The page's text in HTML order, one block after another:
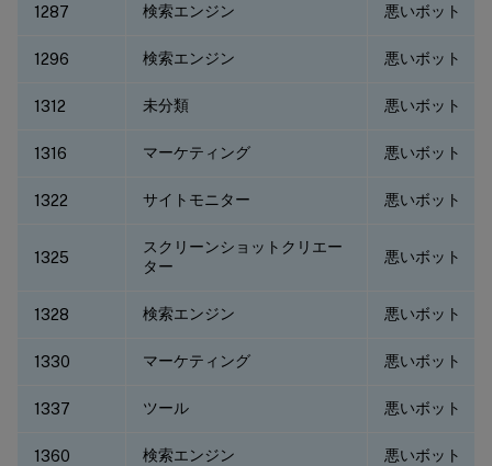
1287 検索エンジン 悪いボット
1296 検索エンジン 悪いボット
1312 未分類 悪いボット
1316 マーケティング 悪いボット
1322 サイトモニター 悪いボット
1325
スクリーンショットクリエー
ター
悪いボット
1328 検索エンジン 悪いボット
1330 マーケティング 悪いボット
1337 ツール 悪いボット
1360 検索エンジン 悪いボット